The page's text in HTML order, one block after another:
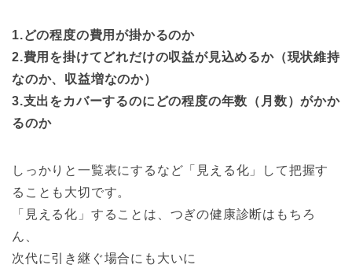
1.どの程度の費用が掛かるのか
2.費用を掛けてどれだけの収益が見込めるか（現状維持
なのか、収益増なのか）
3.支出をカバーするのにどの程度の年数（月数）がかか
るのか
しっかりと一覧表にするなど「見える化」して把握す
ることも大切です。
「見える化」することは、つぎの健康診断はもちろ
ん、
次代に引き継ぐ場合にも大いに